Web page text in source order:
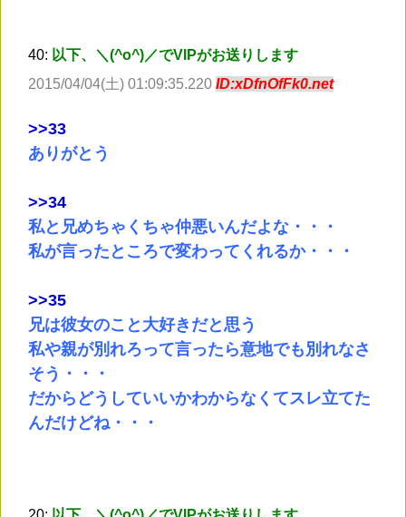
40: 以下、＼(^o^)／でVIPがお送りします
2015/04/04(土) 01:09:35.220 ID:xDfnOfFk0.net
>>33
ありがとう
>>34
私と兄めちゃくちゃ仲悪いんだよな・・・
私が言ったところで変わってくれるか・・・
>>35
兄は彼女のこと大好きだと思う
私や親が別れろって言ったら意地でも別れなさ
そう・・・
だからどうしていいかわからなくてスレ立てた
んだけどね・・・